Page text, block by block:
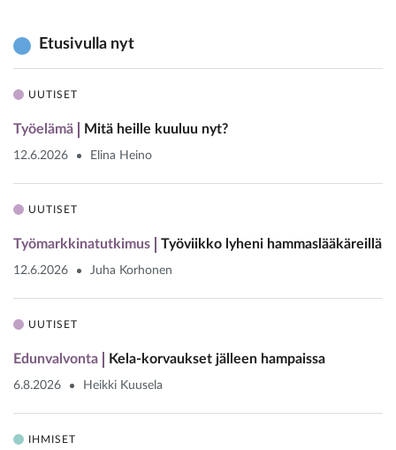
Etusivulla nyt
UUTISET
Työelämä Mitä heille kuuluu nyt?
12.6.2026 Elina Heino
UUTISET
Työmarkkinatutkimus Työviikko lyheni hammaslääkäreillä
12.6.2026 Juha Korhonen
UUTISET
Edunvalvonta Kela-korvaukset jälleen hampaissa
6.8.2026 Heikki Kuusela
IHMISET